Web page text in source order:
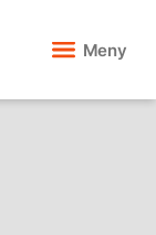
Meny